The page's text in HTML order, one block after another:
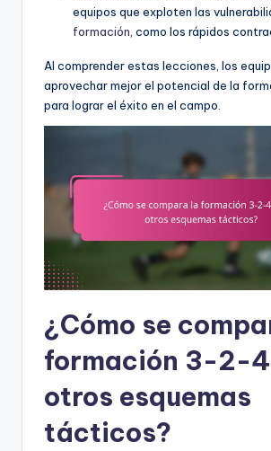
equipos que exploten las
formación , como los rápidos
Al comprender estas lecciones, los
aprovechar mejor el potencial de la
para lograr el éxito en el campo.
¿Cómo se
formación 3-2-
otros esquemas
tácticos?